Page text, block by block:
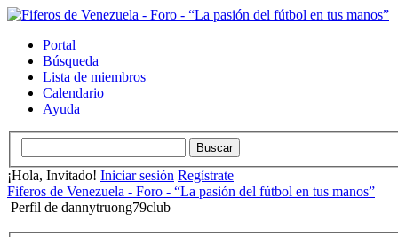
Portal
Búsqueda
Lista de miembros
Calendario
Ayuda
¡Hola, Invitado! Iniciar sesión Regístrate
Fiferos de Venezuela - Foro - “La pasión del fútbol en tus manos”
Perfil de dannytruong79club